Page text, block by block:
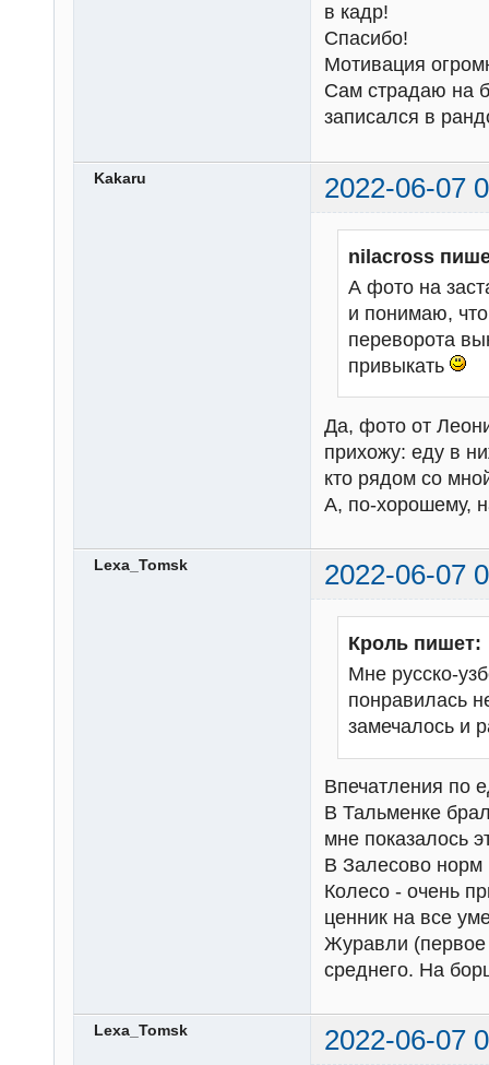
в кадр!
Спасибо!
Мотивация
Сам страдаю на
записался в
Kakaru 2022-06-07
nilacross
А фото на
и понимаю,
переворота
привыкать
Да, фото от
прихожу: еду в
кто рядом со
А, по-хорошему,
Lexa_Tomsk 2022-06-07
Кроль пишет:
Мне русско-
понравилась
замечалось и
Впечатления по
В Тальменке
мне показалось
В Залесово норм
Колесо - очень
ценник на все
Журавли (первое
среднего. На
Lexa_Tomsk 2022-06-07